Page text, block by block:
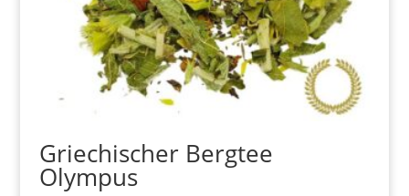
Griechischer Bergtee
Olympus